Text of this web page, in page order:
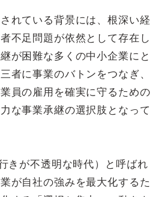
れている背景には、根深い経
不足問題が依然として存在し
が困難な多くの中小企業にと
者に事業のバトンをつなぎ、
員の雇用を確実に守るための
な事業承継の選択肢となって
きが不透明な時代）と呼ばれ
が自社の強みを最大化するた